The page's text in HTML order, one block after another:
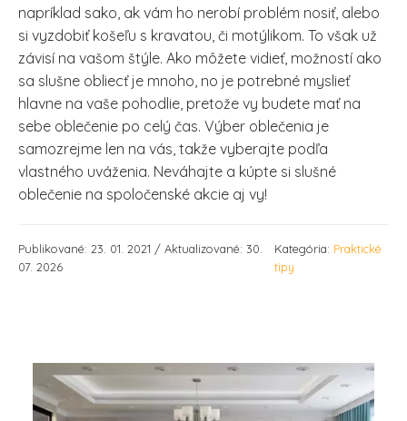
napríklad sako, ak vám ho nerobí problém nosiť, alebo
si vyzdobiť košeľu s kravatou, či motýlikom. To však už
závisí na vašom štýle. Ako môžete vidieť, možností ako
sa slušne obliecť je mnoho, no je potrebné myslieť
hlavne na vaše pohodlie, pretože vy budete mať na
sebe oblečenie po celý čas. Výber oblečenia je
samozrejme len na vás, takže vyberajte podľa
vlastného uváženia. Neváhajte a kúpte si slušné
oblečenie na spoločenské akcie aj vy!
Publikované: 23. 01. 2021 / Aktualizované: 30.
07. 2026
Kategória: Praktické
tipy